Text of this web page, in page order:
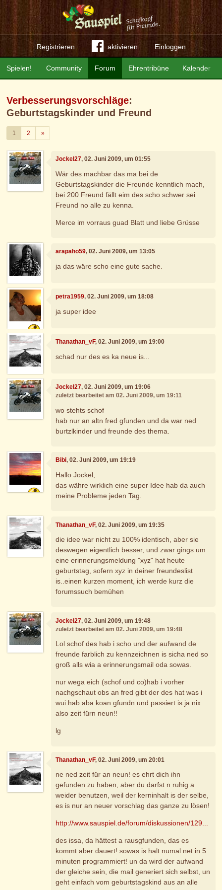
Registrieren aktivieren Einloggen
Community Forum Ehrentribüne Kalender
Spielen!
Verbesserungsvorschläge:
Geburtstagskinder und Freund
1 2 »Weiter
Jockel27, 02. Juni 2009, um 01:55
Wär des machbar das ma bei de
Geburtstagskinder die Freunde kenntlich mach,
bei 200 Freund fällt eim des scho schwer sei
Freund no alle zu kenna.
Merce im vorraus guad Blatt und liebe Grüsse
arapaho59, 02. Juni 2009, um 13:05
ja das wäre scho eine gute sache.
petra1959, 02. Juni 2009, um 18:08
ja super idee
Thanathan_vF, 02. Juni 2009, um 19:00
schad nur des es ka neue is...
Jockel27, 02. Juni 2009, um 19:06
zuletzt bearbeitet am 02. Juni 2009, um 19:11
wo stehts schof
hab nur an altn fred gfunden und da war ned
burtzlkinder und freunde des thema.
Bibi, 02. Juni 2009, um 19:19
Hallo Jockel,
das währe wirklich eine super Idee hab da auch
meine Probleme jeden Tag.
Thanathan_vF, 02. Juni 2009, um 19:35
die idee war nicht zu 100% identisch, aber sie
deswegen eigentlich besser, und zwar gings um
eine erinnerungsmeldung "xyz" hat heute
geburtstag, sofern xyz in deiner freundeslist
is..einen kurzen moment, ich werde kurz die
forumssuch bemühen
Jockel27, 02. Juni 2009, um 19:48
zuletzt bearbeitet am 02. Juni 2009, um 19:48
Lol schof des hab i scho und der aufwand de
freunde farblich zu kennzeichnen is sicha ned so
groß alls wia a erinnerungsmail oda sowas.
nur wega eich (schof und co)hab i vorher
nachgschaut obs an fred gibt der des hat was i
wui hab aba koan gfundn und passiert is ja nix
also zeit fürn neun!!
lg
Thanathan_vF, 02. Juni 2009, um 20:01
ne ned zeit für an neun! es ehrt dich ihn
gefunden zu haben, aber du darfst n ruhig a
weider benutzen, weil der kerninhalt is der selbe,
es is nur an neuer vorschlag das ganze zu lösen!
http://www.sauspiel.de/forum/diskussionen/129...
des issa, da hättest a rausgfunden, das es
kommt aber dauert! sowas is halt numal net in 5
minuten programmiert! un da wird der aufwand
der gleiche sein, die mail generiert sich selbst, un
geht einfach vom geburtstagskind aus an alle